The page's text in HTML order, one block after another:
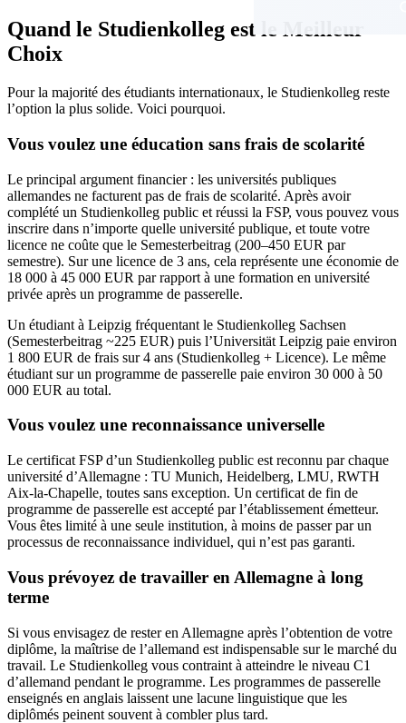
Quand le Studienkolleg est le Meilleur
Choix
Pour la majorité des étudiants internationaux, le Studienkolleg reste
l’option la plus solide. Voici pourquoi.
Vous voulez une éducation sans frais de scolarité
Le principal argument financier : les universités publiques
allemandes ne facturent pas de frais de scolarité. Après avoir
complété un Studienkolleg public et réussi la FSP, vous pouvez vous
inscrire dans n’importe quelle université publique, et toute votre
licence ne coûte que le Semesterbeitrag (200–450 EUR par
semestre). Sur une licence de 3 ans, cela représente une économie de
18 000 à 45 000 EUR par rapport à une formation en université
privée après un programme de passerelle.
Un étudiant à Leipzig fréquentant le Studienkolleg Sachsen
(Semesterbeitrag ~225 EUR) puis l’Universität Leipzig paie environ
1 800 EUR de frais sur 4 ans (Studienkolleg + Licence). Le même
étudiant sur un programme de passerelle paie environ 30 000 à 50
000 EUR au total.
Vous voulez une reconnaissance universelle
Le certificat FSP d’un Studienkolleg public est reconnu par chaque
université d’Allemagne : TU Munich, Heidelberg, LMU, RWTH
Aix-la-Chapelle, toutes sans exception. Un certificat de fin de
programme de passerelle est accepté par l’établissement émetteur.
Vous êtes limité à une seule institution, à moins de passer par un
processus de reconnaissance individuel, qui n’est pas garanti.
Vous prévoyez de travailler en Allemagne à long
terme
Si vous envisagez de rester en Allemagne après l’obtention de votre
diplôme, la maîtrise de l’allemand est indispensable sur le marché du
travail. Le Studienkolleg vous contraint à atteindre le niveau C1
d’allemand pendant le programme. Les programmes de passerelle
enseignés en anglais laissent une lacune linguistique que les
diplômés peinent souvent à combler plus tard.